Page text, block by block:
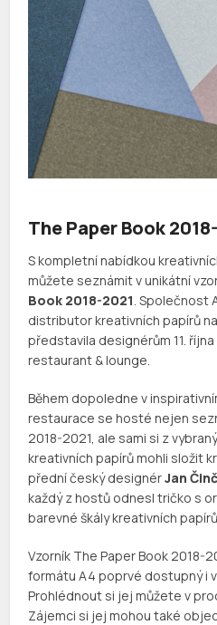
The Paper Book
S kompletní nabídkou
můžete seznámit v unikátní
Book 2018-2021. Společnost
distributor kreativních papírů
představila designérům 11.
restaurant & lounge.
Během dopoledne v
restaurace se hosté nejen
2018-2021, ale sami si z
kreativních papírů mohli složit
přední český designérJan
každý z hostů odnesl tričko s
barevné škály kreativních
Vzorník The Paper Book 2018-
formátu A4 poprvé dostupný i
Prohlédnout si jej můžete v
Zájemci si jej mohou také